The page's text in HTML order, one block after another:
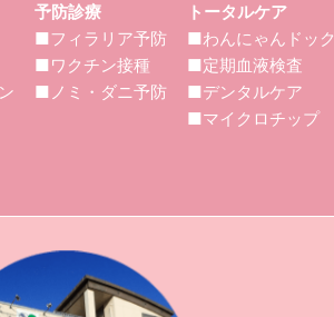
予防診療
■フィラリア予防
■ワクチン接種
■ノミ・ダニ予防
トータルケア
■わんにゃんドック
■定期血液検査
■デンタルケア
■マイクロチップ